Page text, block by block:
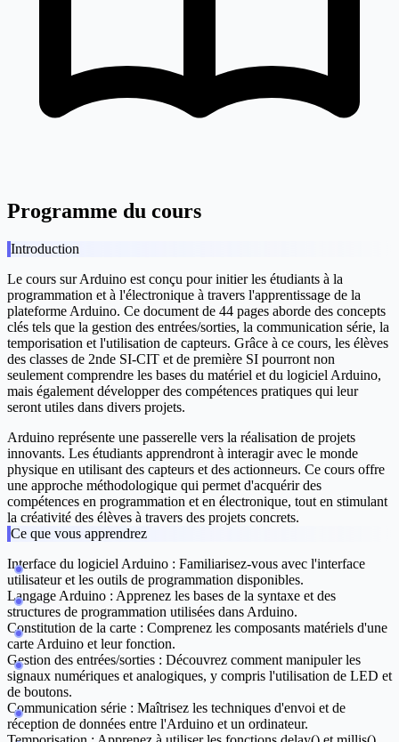
Programme du cours
Introduction
Le cours sur Arduino est conçu pour initier les étudiants à la
programmation et à l'électronique à travers l'apprentissage de la
plateforme Arduino. Ce document de 44 pages aborde des concepts
clés tels que la gestion des entrées/sorties, la communication série, la
temporisation et l'utilisation de capteurs. Grâce à ce cours, les élèves
des classes de 2nde SI-CIT et de première SI pourront non
seulement comprendre les bases du matériel et du logiciel Arduino,
mais également développer des compétences pratiques qui leur
seront utiles dans divers projets.
Arduino représente une passerelle vers la réalisation de projets
innovants. Les étudiants apprendront à interagir avec le monde
physique en utilisant des capteurs et des actionneurs. Ce cours offre
une approche méthodologique qui permet d'acquérir des
compétences en programmation et en électronique, tout en stimulant
la créativité des élèves à travers des projets concrets.
Ce que vous apprendrez
Interface du logiciel Arduino : Familiarisez-vous avec l'interface
utilisateur et les outils de programmation disponibles.
Langage Arduino : Apprenez les bases de la syntaxe et des
structures de programmation utilisées dans Arduino.
Constitution de la carte : Comprenez les composants matériels d'une
carte Arduino et leur fonction.
Gestion des entrées/sorties : Découvrez comment manipuler les
signaux numériques et analogiques, y compris l'utilisation de LED et
de boutons.
Communication série : Maîtrisez les techniques d'envoi et de
réception de données entre l'Arduino et un ordinateur.